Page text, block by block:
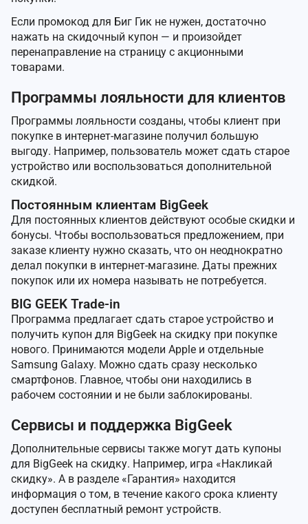
Если промокод для Биг Гик не нужен, достаточно
нажать на скидочный купон — и произойдет
перенаправление на страницу с акционными
товарами.
Программы лояльности для клиентов
Программы лояльности созданы, чтобы клиент при
покупке в интернет-магазине получил большую
выгоду. Например, пользователь может сдать старое
устройство или воспользоваться дополнительной
скидкой.
Постоянным клиентам BigGeek
Для постоянных клиентов действуют особые скидки и
бонусы. Чтобы воспользоваться предложением, при
заказе клиенту нужно сказать, что он неоднократно
делал покупки в интернет-магазине. Даты прежних
покупок или их номера называть не потребуется.
BIG GEEK Trade-in
Программа предлагает сдать старое устройство и
получить купон для BigGeek на скидку при покупке
нового. Принимаются модели Apple и отдельные
Samsung Galaxy. Можно сдать сразу несколько
смартфонов. Главное, чтобы они находились в
рабочем состоянии и не были заблокированы.
Сервисы и поддержка BigGeek
Дополнительные сервисы также могут дать купоны
для BigGeek на скидку. Например, игра «Накликай
скидку». А в разделе «Гарантия» находится
информация о том, в течение какого срока клиенту
доступен бесплатный ремонт устройств.